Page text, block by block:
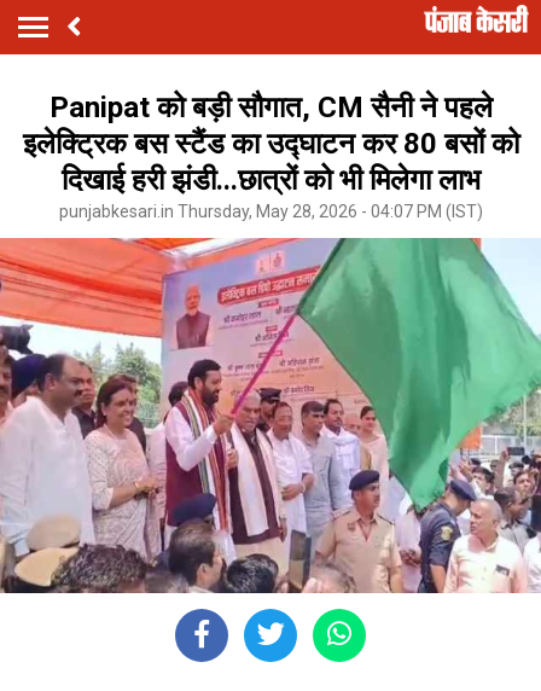
Panipat को बड़ी सौगात, CM सैनी ने पहले
इलेक्ट्रिक बस स्टैंड का उद्घाटन कर 80 बसों को
दिखाई हरी झंडी...छात्रों को भी मिलेगा लाभ
punjabkesari.in Thursday, May 28, 2026 - 04:07 PM (IST)